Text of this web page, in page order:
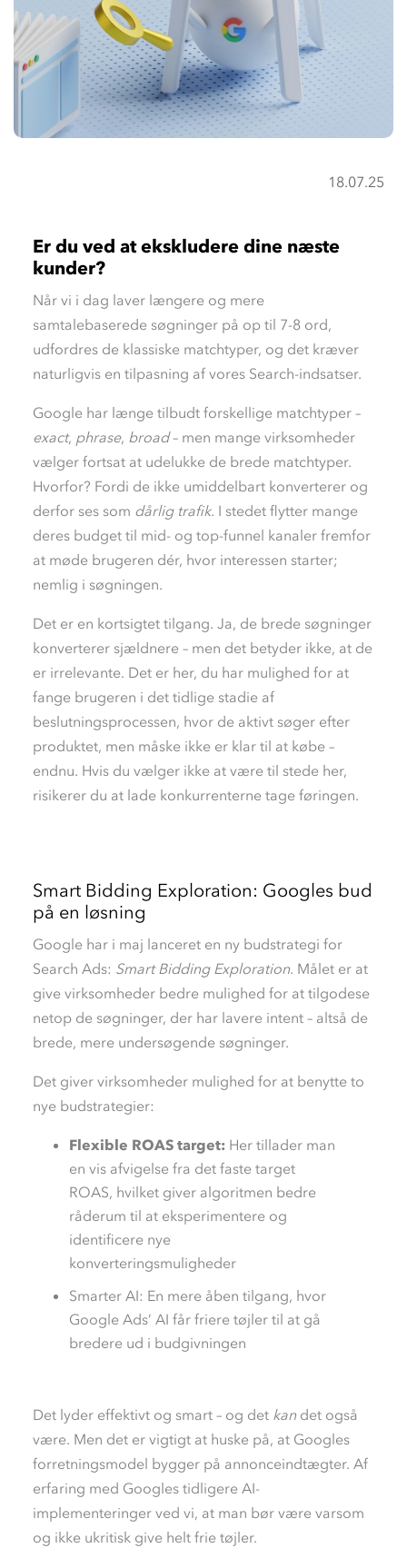
18.07.25
Er du ved at ekskludere dine næste
kunder?
Når vi i dag laver længere og mere
samtalebaserede søgninger på op til 7-8 ord,
udfordres de klassiske matchtyper, og det kræver
naturligvis en tilpasning af vores Search-indsatser.
Google har længe tilbudt forskellige matchtyper –
exact, phrase, broad– men mange virksomheder
vælger fortsat at udelukke de brede matchtyper.
Hvorfor? Fordi de ikke umiddelbart konverterer og
derfor ses som dårlig trafik. I stedet flytter mange
deres budget til mid- og top-funnel kanaler fremfor
at møde brugeren dér, hvor interessen starter;
nemlig i søgningen.
Det er en kortsigtet tilgang. Ja, de brede søgninger
konverterer sjældnere – men det betyder ikke, at de
er irrelevante. Deterher, du har mulighed for at
fange brugeren i det tidlige stadie af
beslutningsprocessen, hvor de aktivt søger efter
produktet, men måske ikke er klar til at købe –
endnu. Hvis du vælger ikke at være til stede her,
risikerer du at lade konkurrenterne tage føringen.
Smart Bidding Exploration: Googles bud
på en løsning
Google har i maj lanceret en ny budstrategi for
Search Ads: Smart Bidding Exploration. Målet er at
give virksomheder bedre mulighed for at tilgodese
netop de søgninger, der har lavere intent – altså de
brede, mere undersøgende søgninger.
Det giver virksomheder mulighed for at benytte to
nye budstrategier:
Flexible ROAS target: Her tillader man
en vis afvigelse fra det faste target
ROAS, hvilket giver algoritmen bedre
råderum til at eksperimentere og
identificere nye
konverteringsmuligheder
SmarterAI: En mere åben tilgang, hvor
Google Ads’ AI får friere tøjler til at gå
bredere ud i budgivningen
Det lyder effektivt og smart – og det kandet også
være. Men det er vigtigt at huske på, at Googles
forretningsmodel bygger på annonceindtægter. Af
erfaring med Googles tidligere AI-
implementeringer ved vi, at man bør være varsom
og ikke ukritisk give helt frie tøjler.